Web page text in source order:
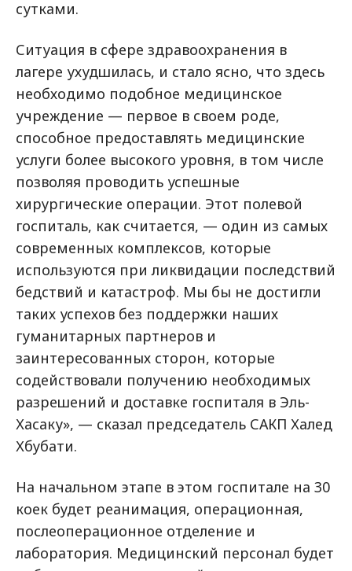
сутками.
Ситуация в сфере здравоохранения в
лагере ухудшилась, и стало ясно, что здесь
необходимо подобное медицинское
учреждение — первое в своем роде,
способное предоставлять медицинские
услуги более высокого уровня, в том числе
позволяя проводить успешные
хирургические операции. Этот полевой
госпиталь, как считается, — один из самых
современных комплексов, которые
используются при ликвидации последствий
бедствий и катастроф. Мы бы не достигли
таких успехов без поддержки наших
гуманитарных партнеров и
заинтересованных сторон, которые
содействовали получению необходимых
разрешений и доставке госпиталя в Эль-
Хасаку», — сказал председатель САКП Халед
Хбубати.
На начальном этапе в этом госпитале на 30
коек будет реанимация, операционная,
послеоперационное отделение и
лаборатория. Медицинский персонал будет